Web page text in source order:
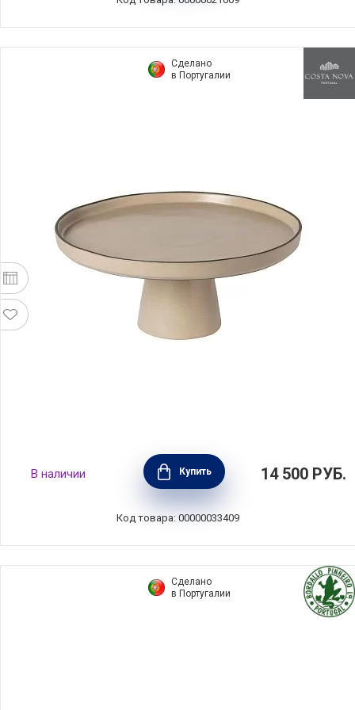
Сделано
в Португалии
Блюдо круглое на ножке Stacked Organic
27х12 см, керамика, цвет Cremini, Costa
Nova, 1LOP275E-CRM(1LOP275E-00922J)
В наличии Купить 14 500 РУБ.
Код товара: 00000033409
Сделано
в Португалии